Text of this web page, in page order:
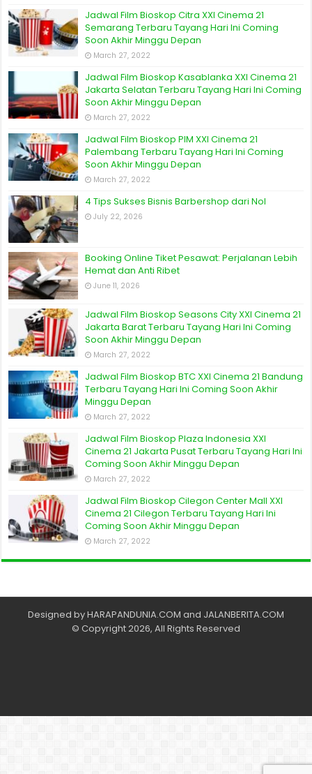
Jadwal Film Bioskop Citra XXI Cinema 21
Semarang Terbaru Tayang Hari Ini Coming
Soon Akhir Minggu Depan
March 27, 2022
Jadwal Film Bioskop Kasablanka XXI Cinema 21
Jakarta Selatan Terbaru Tayang Hari Ini Coming
Soon Akhir Minggu Depan
March 27, 2022
Jadwal Film Bioskop PIM XXI Cinema 21
Palembang Terbaru Tayang Hari Ini Coming
Soon Akhir Minggu Depan
March 27, 2022
4 Tips Sukses Bisnis Barbershop dari Nol
July 22, 2026
Booking Online Tiket Pesawat: Perjalanan Lebih
Hemat dan Anti Ribet
June 11, 2026
Jadwal Film Bioskop Seasons City XXI Cinema 21
Jakarta Barat Terbaru Tayang Hari Ini Coming
Soon Akhir Minggu Depan
March 27, 2022
Jadwal Film Bioskop BTC XXI Cinema 21 Bandung
Terbaru Tayang Hari Ini Coming Soon Akhir
Minggu Depan
March 27, 2022
Jadwal Film Bioskop Plaza Indonesia XXI
Cinema 21 Jakarta Pusat Terbaru Tayang Hari Ini
Coming Soon Akhir Minggu Depan
March 27, 2022
Jadwal Film Bioskop Cilegon Center Mall XXI
Cinema 21 Cilegon Terbaru Tayang Hari Ini
Coming Soon Akhir Minggu Depan
March 27, 2022
Designed byHARAPANDUNIA.COM and JALANBERITA.COM
© Copyright 2026, All Rights Reserved